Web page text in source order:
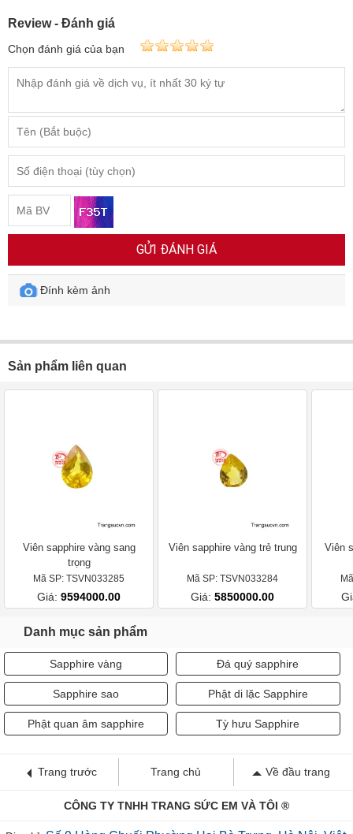
Review - Đánh giá
Chọn đánh giá của bạn
GỬI ĐÁNH GIÁ
Đính kèm ảnh
Sản phẩm liên quan
Viên sapphire vàng sang
trọng
Mã SP: TSVN033285
Giá: 9594000.00
Viên sapphire vàng trẻ trung
Mã SP: TSVN033284
Giá: 5850000.00
Viên
Danh mục sản phẩm
Sapphire vàng Đá quý sapphire
Sapphire sao Phật di lặc Sapphire
Phật quan âm sapphire Tỳ hưu Sapphire
Trang trước Trang chủ Về đầu trang
CÔNG TY TNHH TRANG SỨC EM VÀ TÔI ®